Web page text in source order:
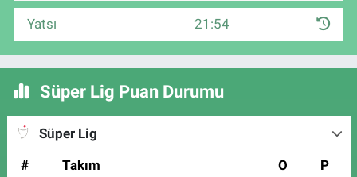
Yatsı 21:54
Süper Lig Puan Durumu
Süper Lig
#
Takım O P